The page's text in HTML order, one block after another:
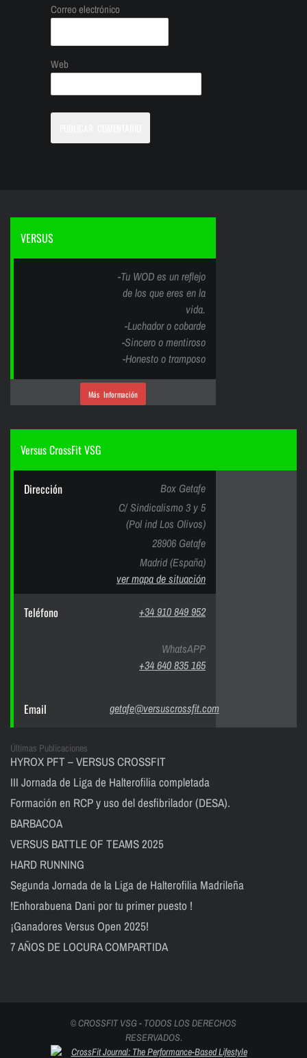
Correo electrónico
Web
VERSUS
-Tu WOD es un reflejo
de los que eres en la
vida.
-Luchador o cobarde
-Sincero o mentiroso
-Honesto o tramposo
Más Información
Versus CrossFit VSG
Dirección
Box Getafe
C/ Sindicalismo 3 y 5
(Pol ind Los Olivos)
28906 Getafe
Madrid (España)
ver mapa de situación
Teléfono +34 910 849 952
WhatsAPP
+34 640 835 165
Email getafe@versuscrossfit.com
Últimas Publicaciones
HYROX PFT – VERSUS CROSSFIT
III Jornada de Liga de Halterofilia completada
Formación en RCP y uso del desfibrilador (DESA).
BARBACOA
VERSUS BATTLE OF TEAMS 2025
HARD RUNNING
Segunda Jornada de la Liga de Halterofilia Madrileña
!Enhorabuena Dani por tu primer puesto !
¡Ganadores Versus Open 2025!
7 AÑOS DE LOCURA COMPARTIDA
© CROSSFIT VSG - TODOS LOS DERECHOS
RESERVADOS.